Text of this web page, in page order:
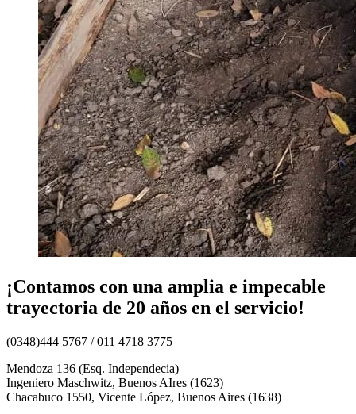
¡Contamos con una amplia e impecable
trayectoria de 20 años en el servicio!
(0348)444 5767 / 011 4718 3775
Mendoza 136 (Esq. Independecia)
Ingeniero Maschwitz, Buenos AIres (1623)
Chacabuco 1550, Vicente López, Buenos Aires (1638)